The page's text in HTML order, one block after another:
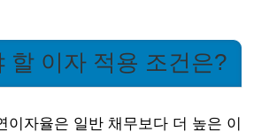
할 이자 적용 조건은?
이자율은 일반 채무보다 더 높은 이